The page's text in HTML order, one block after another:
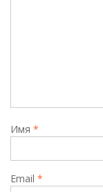
Имя *
Email *